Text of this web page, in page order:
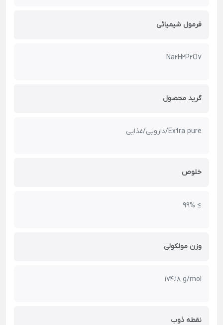
فرمول شیمیائی
Na2H2P2O7
گرید محصول
Extra pure/دارویی/غذایی
خلوص
≥ 99%
وزن مولکولی
174.18 g/mol
نقطه ذوب